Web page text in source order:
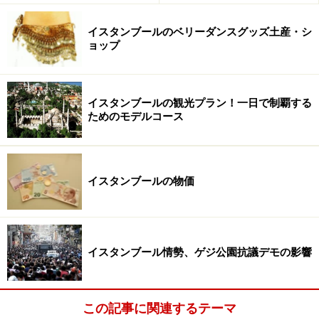
スルタンアフメット地区の記事はコチラ＞＞＞
アフメット地区
地区2：エミノニュ地区
観光客と地元トルコ人でごった返すエミノニュ
旧市街と新市街を結ぶガラタ橋のたもとにあるエミノニ
ュ地区。エジプシャンパザールがあり、サバサンドがあ
り、問屋街があり、モスクがあり…… と、意外と見どころ
満載。トルコグッズを買いたい人におススメのエリアで
す。
エミノニュ地区の記事はコチラ＞＞＞エミノニュ地区
イスタンブールのベリーダンスグッズ土産・シ
ョップ
イスタンブールの観光プラン！一日で制覇する
ためのモデルコース
イスタンブールの物価
イスタンブール情勢、ゲジ公園抗議デモの影響
この記事に関連するテーマ